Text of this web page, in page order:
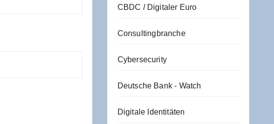
CBDC / Digitaler Euro
Consultingbranche
Cybersecurity
Deutsche Bank - Watch
Digitale Identitäten